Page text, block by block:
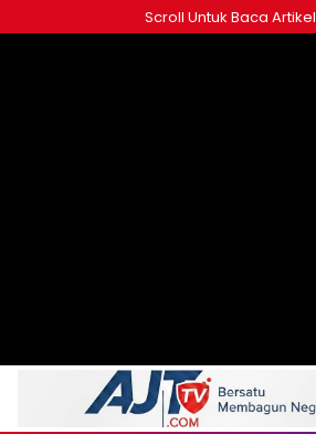
ke
Scroll Untuk Baca Artikel